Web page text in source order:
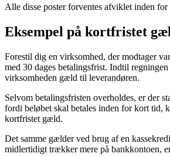
Alle disse poster forventes afviklet inden for
Eksempel på kortfristet
Forestil dig en virksomhed, der modtager
med 30 dages betalingsfrist. Indtil
virksomheden gæld til leverandøren.
Selvom betalingsfristen overholdes, er der
fordi beløbet skal betales inden for kort tid,
kortfristet gæld.
Det samme gælder ved brug af en
midlertidigt trækker mere på bankkontoen,